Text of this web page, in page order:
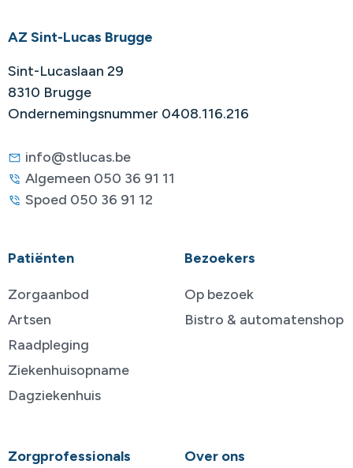
AZ Sint-Lucas Brugge
Sint-Lucaslaan 29
8310 Brugge
Ondernemingsnummer 0408.116.216
info@stlucas.be
Algemeen 050 36 91 11
Spoed 050 36 91 12
Patiënten
Zorgaanbod
Artsen
Raadpleging
Ziekenhuisopname
Dagziekenhuis
Bezoekers
Op bezoek
Bistro & automatenshop
Zorgprofessionals Over ons